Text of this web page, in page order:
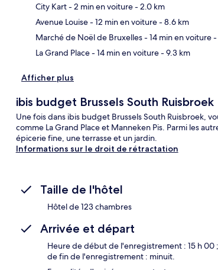
City Kart- 2 min en voiture- 2.0 km
Avenue Louise- 12 min en voiture- 8.6 km
Marché de Noël de Bruxelles- 14 min en voiture-
La Grand Place- 14 min en voiture- 9.3 km
Afficher plus
ibis budget Brussels South Ruisbroek
Une fois dans ibis budget Brussels South Ruisbroek,
comme La Grand Place et Manneken Pis. Parmi les
épicerie fine, une terrasse et un jardin.
Informations sur le droit de rétractation
Taille de l'hôtel
Hôtel de 123 chambres
Arrivée et départ
Heure de début de l'enregistrement : 15 h 00
de fin de l'enregistrement : minuit.